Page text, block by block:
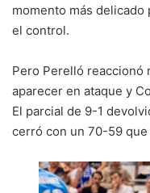
momento más
el control.
Pero Perelló reaccionó
aparecer en ataque y
El parcial de 9-1
cerró con un 70-59